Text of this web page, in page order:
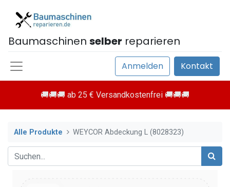
Baumaschinen selber reparieren
Anmelden Kontakt
🚚🚚🚚 ab 25 € Versandkostenfrei 🚚🚚🚚
Alle Produkte WEYCOR Abdeckung L (8028323)